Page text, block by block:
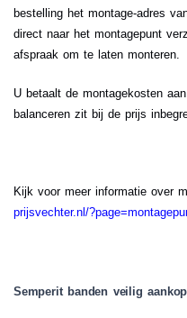
bestelling het montage-adres
direct naar het montagepunt
afspraak om te laten monteren.
U betaalt de montagekosten
balanceren zit bij de prijs
Kijk voor meer informatie over
prijsvechter.nl/
Semperit banden veilig